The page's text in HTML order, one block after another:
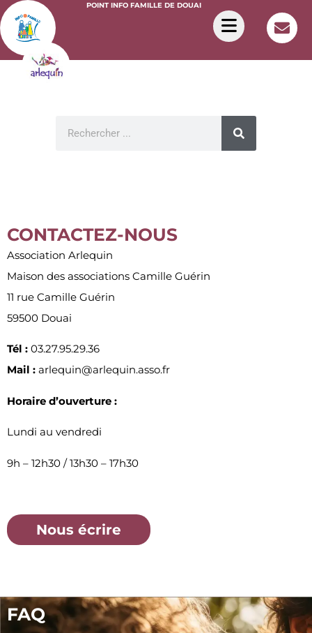
POINT INFO FAMILLE DE DOUAI
CONTACTEZ-NOUS
Association Arlequin
Maison des associations Camille Guérin
11 rue Camille Guérin
59500 Douai
Tél : 03.27.95.29.36
Mail : arlequin@arlequin.asso.fr
Horaire d’ouverture :
Lundi au vendredi
9h – 12h30 / 13h30 – 17h30
Nous écrire
FAQ